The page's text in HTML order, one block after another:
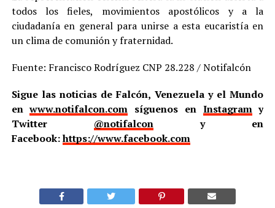
todos los fieles, movimientos apostólicos y a la
ciudadanía en general para unirse a esta eucaristía en
un clima de comunión y fraternidad.
Fuente: Francisco Rodríguez CNP 28.228 / Notifalcón
Sigue las noticias de Falcón, Venezuela y el Mundo
enwww.notifalcon.com síguenos en Instagramy
Twitter @notifalcony en
Facebook:https://www.facebook.com